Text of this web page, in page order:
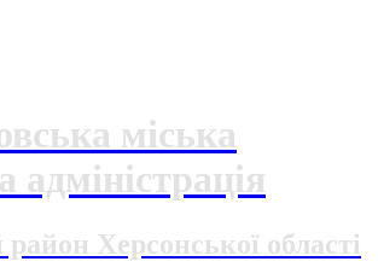
міська
адміністрація
Херсонської області